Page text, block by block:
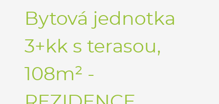
Bytová jednotka
3+kk s terasou,
108m² -